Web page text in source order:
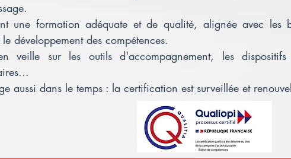
une formation adéquate et de qualité, alignée avec les
développement des compétences.
veille sur les outils d'accompagnement, les
aussi dans le temps : la certification est surveillée et